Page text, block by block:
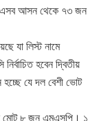
এসব আসন থেকে ৭৩ জন
যা লিস্ট নামে
হবেন দ্বিতীয়
হচ্ছে যে দল বেশী ভোট
মোট ৮ জন এমএসপি। ১